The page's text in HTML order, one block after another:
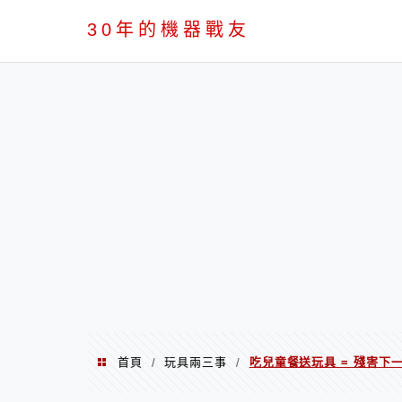
30年的機器戰友
首頁 / 玩具兩三事 / 吃兒童餐送玩具 = 殘害下